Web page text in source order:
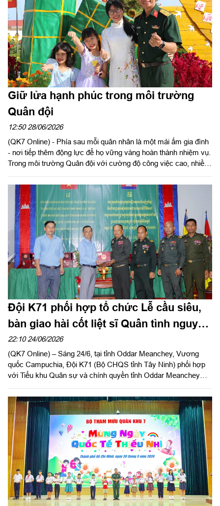
động lực để cán bộ, chiến sĩ yên tâm công tác, cống hiến, xây
dựng đơn vị vững mạnh toàn diện “Mẫu mực, tiêu biểu”.
Giữ lửa hạnh phúc trong môi trường
Quân đội
12:50 28/06/2026
(QK7 Online) - Phía sau mỗi quân nhân là một mái ấm gia đình
- nơi tiếp thêm động lực để họ vững vàng hoàn thành nhiệm vụ.
Trong môi trường Quân đội với cường độ công việc cao, nhiều
và cuộc sống gia đình không phải lúc nào cũng dễ dàng. Bằng
sự thấu hiểu, đồng hành của người thân cùng tinh thần trách
nhiệm của mỗi quân nhân đã vun đắp nên những tổ ấm bền
chặt, trở thành hậu phương vững chắc để người lính yên tâm
cống hiến.
Đội K71 phối hợp tổ chức Lễ cầu siêu,
bàn giao hài cốt liệt sĩ Quân tình nguyện
và chuyên gia Việt Nam
22:10 24/06/2026
(QK7 Online) – Sáng 24/6, tại tỉnh Oddar Meanchey, Vương
quốc Campuchia, Đội K71 (Bộ CHQS tỉnh Tây Ninh) phối hợp
với Tiểu khu Quân sự và chính quyền tỉnh Oddar Meanchey
nguyện và chuyên gia Việt Nam hy sinh trên địa bàn tỉnh để đưa
về nước trong đợt 2, giai đoạn XXV (mùa khô 2025 – 2026).
Tham dự buổi lễ có Đại tá Nguyễn Đức Thuận, Đội trưởng Đội
K71; Thiếu tướng Mo Soeum, Chỉ huy trưởng Tiểu khu Quân
sự tỉnh Oddar Meanchey cùng đại diện chính quyền địa
phương, cán bộ, chiến sĩ lực lượng vũ trang hai bên.